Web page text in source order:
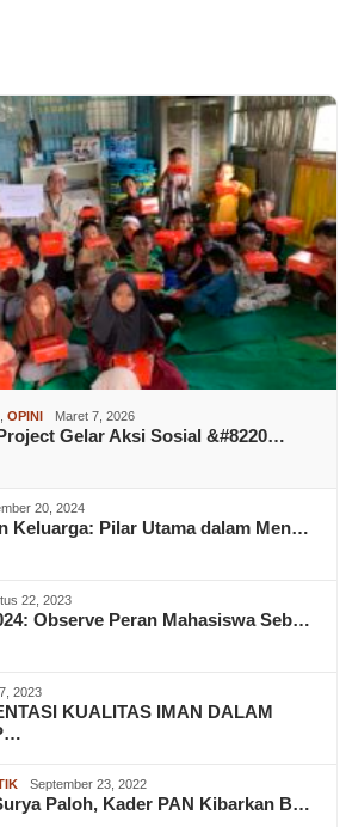
OPINI Maret 7, 2026
Gelar Aksi Sosial &#8220…
20, 2024
Keluarga: Pilar Utama dalam Men…
22, 2023
Observe Peran Mahasiswa Seb…
2023
KUALITAS IMAN DALAM
September 23, 2022
Paloh, Kader PAN Kibarkan B…